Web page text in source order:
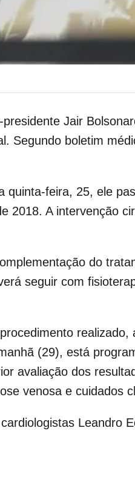
Jair
Segundo boletim
feira, 25, ele
2018. A intervenção
do
seguir com
(29), está
avaliação dos
venosa e cuidados
Leandro